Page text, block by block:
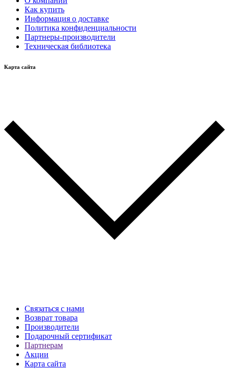
Как купить
Информация о доставке
Политика конфиденциальности
Партнеры-производители
Техническая библиотека
Карта сайта
Связаться с нами
Возврат товара
Производители
Подарочный сертификат
Партнерам
Акции
Карта сайта